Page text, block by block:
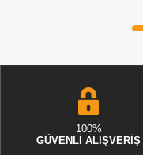
100%
GÜVENLİ ALIŞVERİŞ